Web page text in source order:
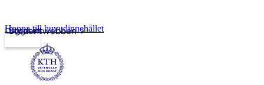
Studentwebben
Logga in
Hoppa till huvudinnehållet